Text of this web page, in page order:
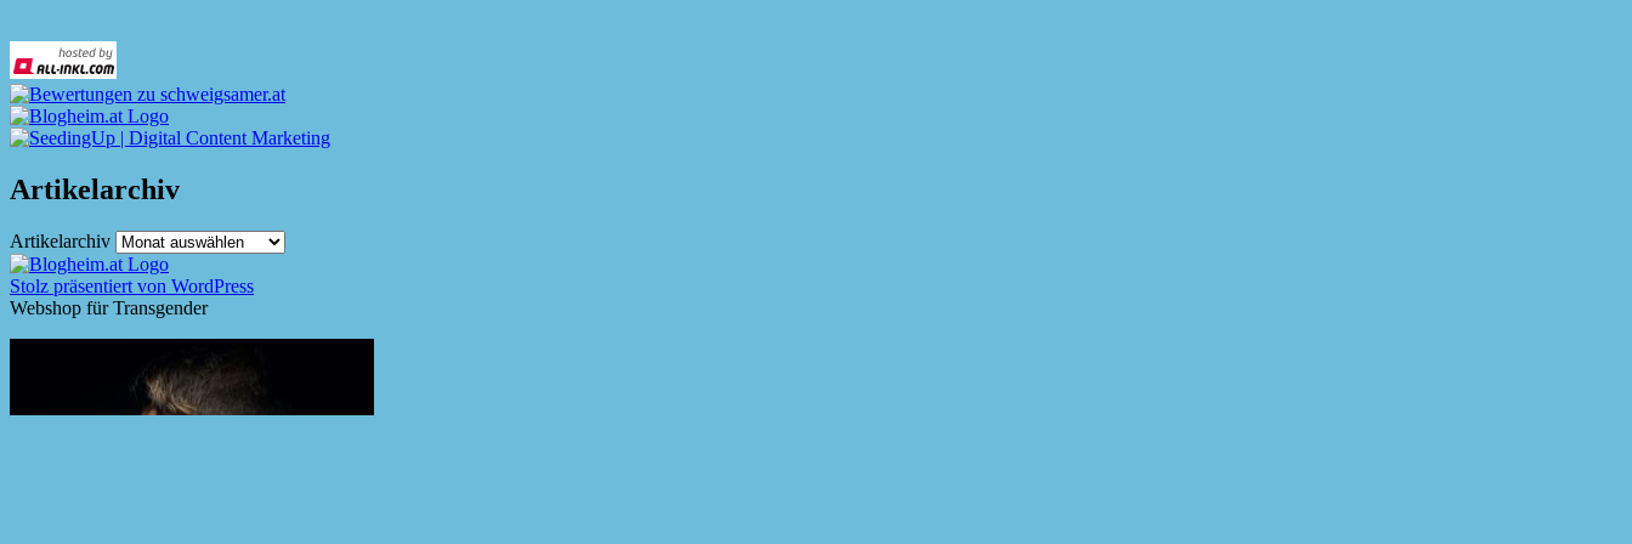
Artikelarchiv
Artikelarchiv
Stolz präsentiert von WordPress
Webshop für Transgender